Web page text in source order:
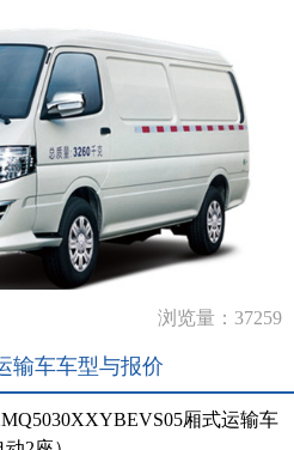
浏览量：37259
输车车型与报价
厢式运输车